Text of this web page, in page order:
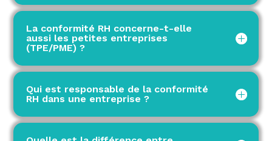
La conformité RH concerne-t-elle
aussi les petites entreprises
(TPE/PME) ?
Qui est responsable de la conformité
RH dans une entreprise ?